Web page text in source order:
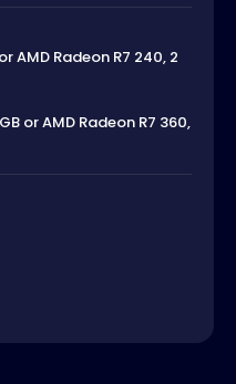
AMD Radeon R7 240, 2
or AMD Radeon R7 360,